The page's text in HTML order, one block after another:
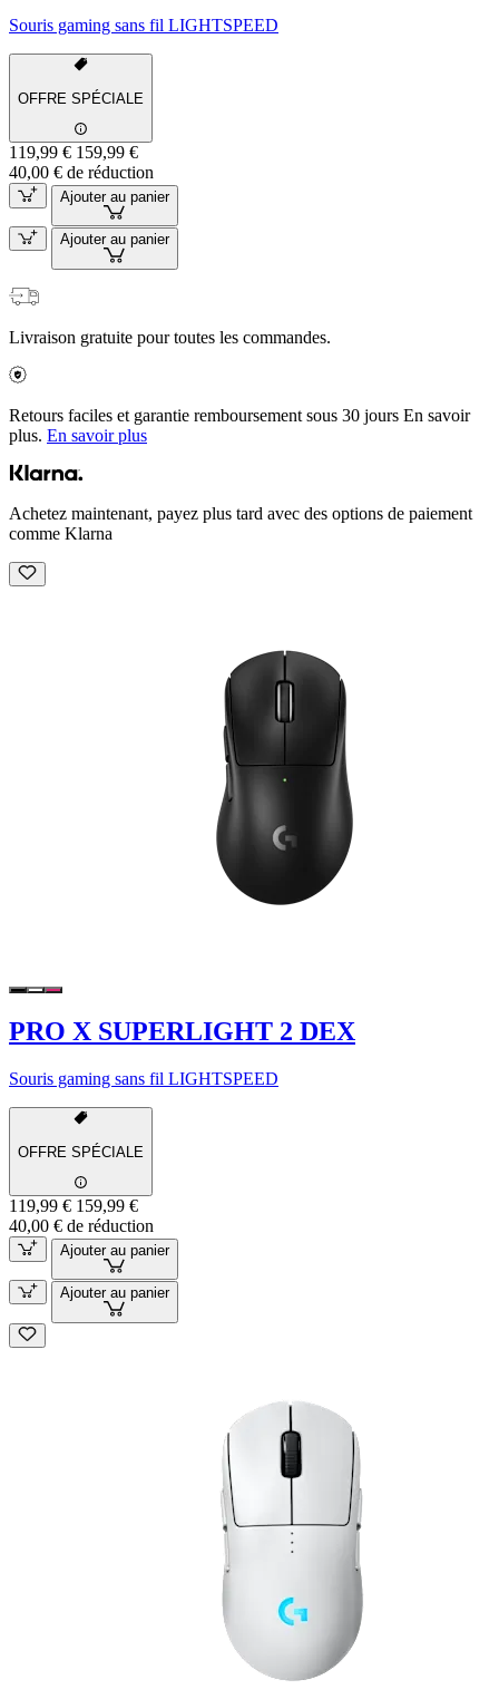
Souris gaming sans fil LIGHTSPEED
OFFRE SPÉCIALE
119,99 € 159,99 €
40,00 € de réduction
Ajouter au panier
Ajouter au panier
Livraison gratuite pour toutes les commandes.
Retours faciles et garantie remboursement sous 30 jours En savoir
plus. En savoir plus
Achetez maintenant, payez plus tard avec des options de paiement
comme Klarna
PRO X SUPERLIGHT 2 DEX
Souris gaming sans fil LIGHTSPEED
OFFRE SPÉCIALE
119,99 € 159,99 €
40,00 € de réduction
Ajouter au panier
Ajouter au panier